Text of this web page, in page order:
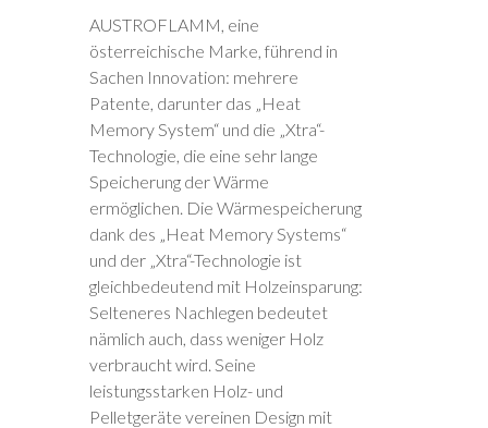
AUSTROFLAMM, eine
österreichische Marke, führend in
Sachen Innovation: mehrere
Patente, darunter das „Heat
Memory System“ und die „Xtra“-
Technologie, die eine sehr lange
Speicherung der Wärme
ermöglichen. Die Wärmespeicherung
dank des „Heat Memory Systems“
und der „Xtra“-Technologie ist
gleichbedeutend mit Holzeinsparung:
Selteneres Nachlegen bedeutet
nämlich auch, dass weniger Holz
verbraucht wird. Seine
leistungsstarken Holz- und
Pelletgeräte vereinen Design mit